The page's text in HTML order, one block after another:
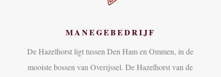
MANEGEBEDRIJF
De Hazelhorst ligt tussen Den Ham en Ommen, in de
mooiste bossen van Overijssel. De Hazelhorst van de